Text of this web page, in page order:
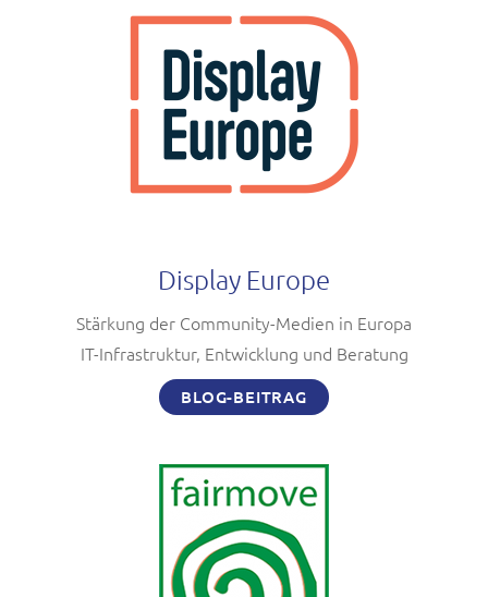
Display Europe
Stärkung der Community-Medien in Europa
IT-Infrastruktur, Entwicklung und Beratung
BLOG-BEITRAG